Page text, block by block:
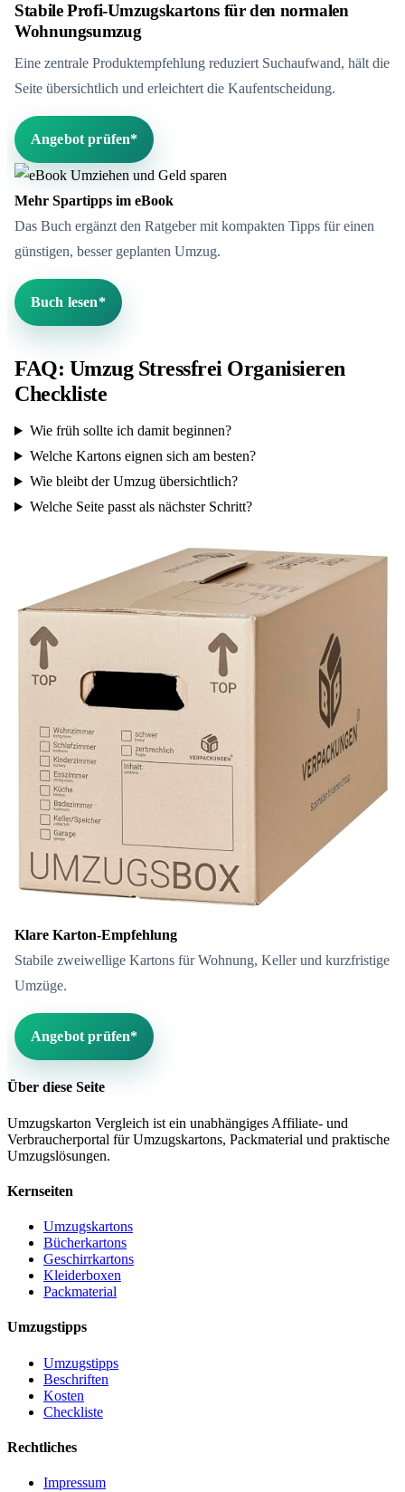
Stabile Profi-Umzugskartons für den normalen
Wohnungsumzug
Eine zentrale Produktempfehlung reduziert Suchaufwand, hält die
Seite übersichtlich und erleichtert die Kaufentscheidung.
Angebot prüfen*
Mehr Spartipps im eBook
Das Buch ergänzt den Ratgeber mit kompakten Tipps für einen
günstigen, besser geplanten Umzug.
Buch lesen*
FAQ: Umzug Stressfrei Organisieren
Checkliste
Wie früh sollte ich damit beginnen?
Welche Kartons eignen sich am besten?
Wie bleibt der Umzug übersichtlich?
Welche Seite passt als nächster Schritt?
Klare Karton-Empfehlung
Stabile zweiwellige Kartons für Wohnung, Keller und kurzfristige
Umzüge.
Angebot prüfen*
Über diese Seite
Umzugskarton Vergleich ist ein unabhängiges Affiliate- und
Verbraucherportal für Umzugskartons, Packmaterial und praktische
Umzugslösungen.
Kernseiten
Umzugskartons
Bücherkartons
Geschirrkartons
Kleiderboxen
Packmaterial
Umzugstipps
Umzugstipps
Beschriften
Kosten
Checkliste
Rechtliches
Impressum